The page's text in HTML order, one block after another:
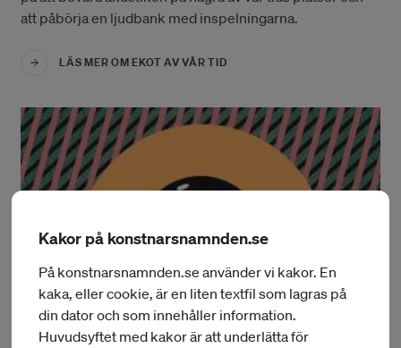
att påbörja en ljudbank med inspelningarna.
LÄS MER OM EKOT AV VÅR TID
Kakor på konstnarsnamnden.se
På konstnarsnamnden.se använder vi kakor. En
kaka, eller cookie, är en liten textfil som lagras på
din dator och som innehåller information.
Huvudsyftet med kakor är att underlätta för